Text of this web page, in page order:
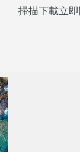
掃描下載立